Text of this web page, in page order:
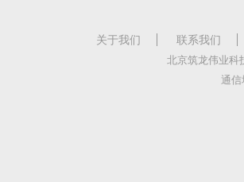
关于我们 联系我们
北京筑龙伟业科
通